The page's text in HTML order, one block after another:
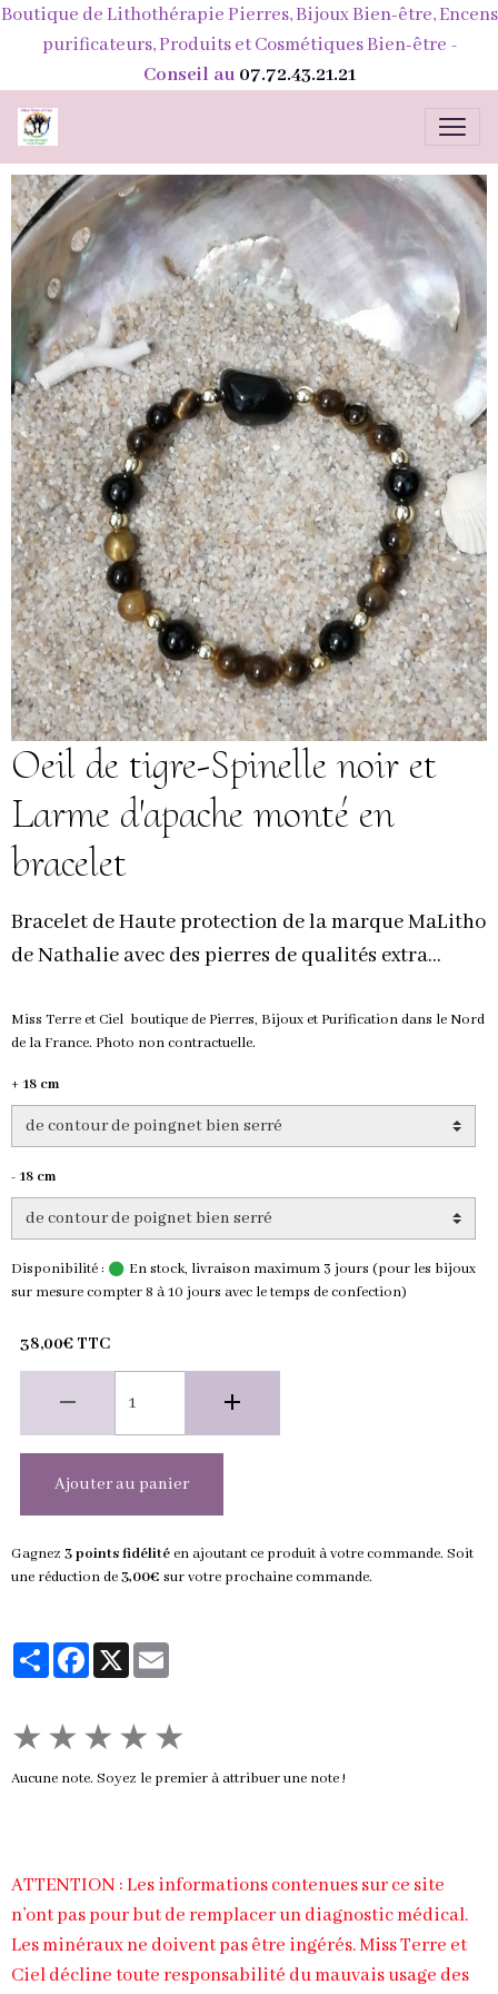
Boutique de Lithothérapie Pierres, Bijoux Bien-être, Encens
purificateurs, Produits et Cosmétiques Bien-être -
Conseil au 07.72.43.21.21
Oeil de tigre-Spinelle noir et
Larme d'apache monté en
bracelet
Bracelet de Haute protection de la marque MaLitho
de Nathalie avec des pierres de qualités extra...
Miss Terre et Ciel boutique de Pierres, Bijoux et Purification dans le Nord
de la France. Photo non contractuelle.
+ 18 cm
- 18 cm
Disponibilité :
En stock, livraison maximum 3 jours (pour les bijoux
sur mesure compter 8 à 10 jours avec le temps de confection)
38,00€ TTC
Ajouter au panier
Gagnez 3 points fidélitéen ajoutant ce produit à votre commande. Soit
une réduction de3,00€ sur votre prochaine commande.
PartagerFacebook
X
★ ★ ★ ★ ★
Aucune note. Soyez le premier à attribuer une note !
ATTENTION : Les informations contenues sur ce site
n’ont pas pour but de remplacer un diagnostic médical.
Les minéraux ne doivent pas être ingérés. Miss Terre et
Ciel décline toute responsabilité du mauvais usage des